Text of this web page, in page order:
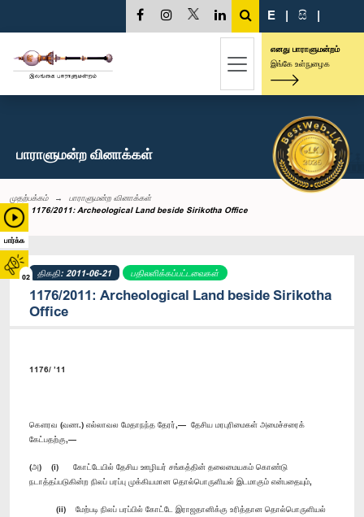
பார்க்க
02
E | සි |
எனது பாராளுமன்றம்
இங்கே உள்நுழைக
பாராளுமன்ற வினாக்கள்
முதற்பக்கம்
பாராளுமன்ற வினாக்கள்
1176/2011: Archeological Land beside Sirikotha Office
திகதி: 2011-06-21 பதிலளிக்கப்பட்டவைகள்
1176/2011: Archeological Land beside Sirikotha
Office
1176/ ’11
கௌரவ (வண.) எல்லாவல மேதாநந்த தேரர்,— தேசிய மரபுரிமைகள் அமைச்சரைக்
கேட்பதற்கு,—
(அ) (i) கோட்டேயில் தேசிய ஊழியர் சங்கத்தின் தலைமையகம் கொண்டு
நடாத்தப்படுகின்ற நிலப் பரப்பு முக்கியமான தொல்பொருளியல் இடமாகும் என்பதையும்,
(ii) மேற்படி நிலப் பரப்பில் கோட்டே இராஜதானிக்கு உரித்தான தொல்பொருளியல்